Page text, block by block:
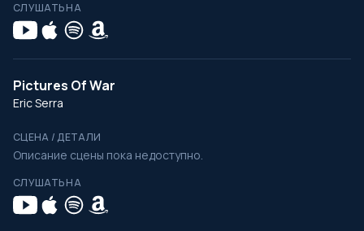
СЛУШАТЬ НА
Pictures Of War
Eric Serra
СЦЕНА / ДЕТАЛИ
Описание сцены пока недоступно.
СЛУШАТЬ НА